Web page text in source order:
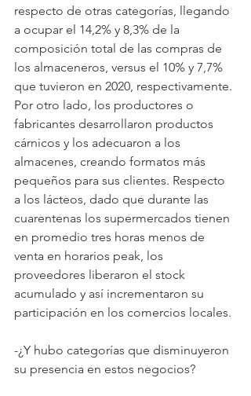
respecto de otras categorías, llegando
a ocupar el 14,2% y 8,3% de la
composición total de las compras de
los almaceneros, versus el 10% y 7,7%
que tuvieron en 2020, respectivamente.
Por otro lado, los productores o
fabricantes desarrollaron productos
cárnicos y los adecuaron a los
almacenes, creando formatos más
pequeños para sus clientes. Respecto
a los lácteos, dado que durante las
cuarentenas los supermercados tienen
en promedio tres horas menos de
venta en horarios peak, los
proveedores liberaron el stock
acumulado y así incrementaron su
participación en los comercios locales.
-¿Y hubo categorías que disminuyeron
su presencia en estos negocios?